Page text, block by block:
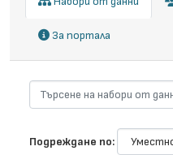
За портала
Подреждане по